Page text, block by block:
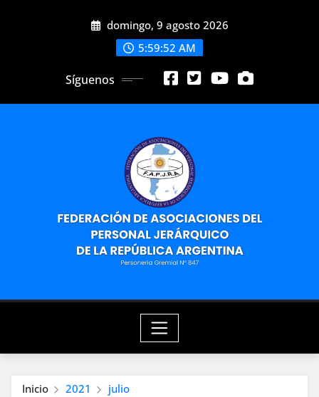
domingo, 9 agosto 2026
5:59:54 AM
Síguenos
Inicio 2021 julio